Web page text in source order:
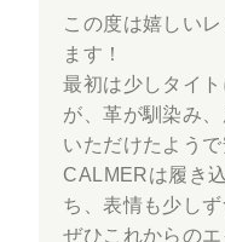
この度は嬉しい
ます！
最初は少しタイ
が、革が馴染み
いただけたようで
CALMERは履き
ち、表情も少し
ぜひこれからのエ